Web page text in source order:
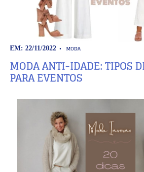
EM: 22/11/2022 MODA
MODA ANTI-IDADE: TIPOS
PARA EVENTOS